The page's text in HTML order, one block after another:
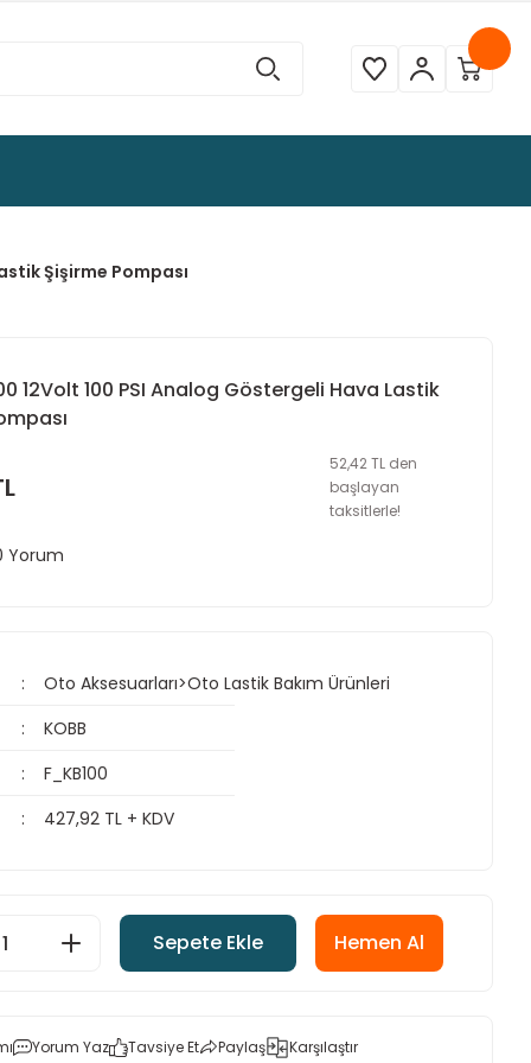
Şişirme Pompası
12Volt 100 PSI Analog Göstergeli Hava Lastik
52,42 TL den
başlayan
taksitlerle!
Yorum
Oto Aksesuarları>Oto Lastik Bakım Ürünleri
KOBB
F_KB100
427,92 TL + KDV
Sepete Ekle Hemen Al
Yorum Yaz Tavsiye Et Paylaş Karşılaştır